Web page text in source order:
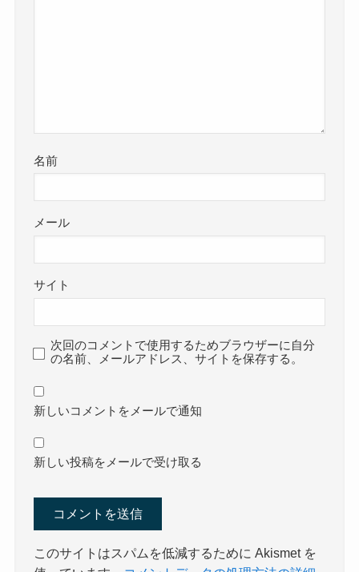
名前
メール
サイト
次回のコメントで使用するためブラウザーに自分
の名前、メールアドレス、サイトを保存する。
新しいコメントをメールで通知
新しい投稿をメールで受け取る
このサイトはスパムを低減するために Akismet を